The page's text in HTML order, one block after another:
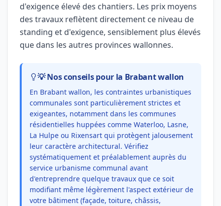
d'exigence élevé des chantiers. Les prix moyens
des travaux reflètent directement ce niveau de
standing et d'exigence, sensiblement plus élevés
que dans les autres provinces wallonnes.
💡 Nos conseils pour la Brabant wallon
En Brabant wallon, les contraintes urbanistiques
communales sont particulièrement strictes et
exigeantes, notamment dans les communes
résidentielles huppées comme Waterloo, Lasne,
La Hulpe ou Rixensart qui protègent jalousement
leur caractère architectural. Vérifiez
systématiquement et préalablement auprès du
service urbanisme communal avant
d'entreprendre quelque travaux que ce soit
modifiant même légèrement l'aspect extérieur de
votre bâtiment (façade, toiture, châssis,